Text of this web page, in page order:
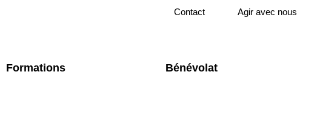
Formations Bénévolat
Contact Agir avec nous